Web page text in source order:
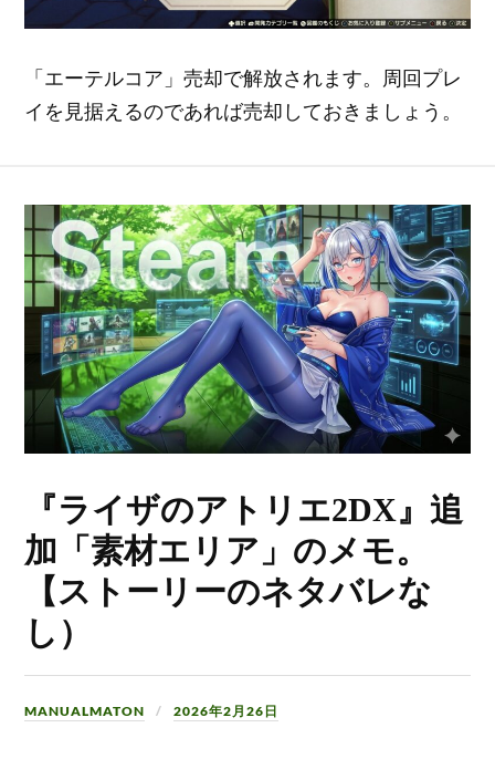
「エーテルコア」売却で解放されます。周回プレ
イを見据えるのであれば売却しておきましょう。
『ライザのアトリエ2DX』追
加「素材エリア」のメモ。
【ストーリーのネタバレな
し）
MANUALMATON 2026年2月26日